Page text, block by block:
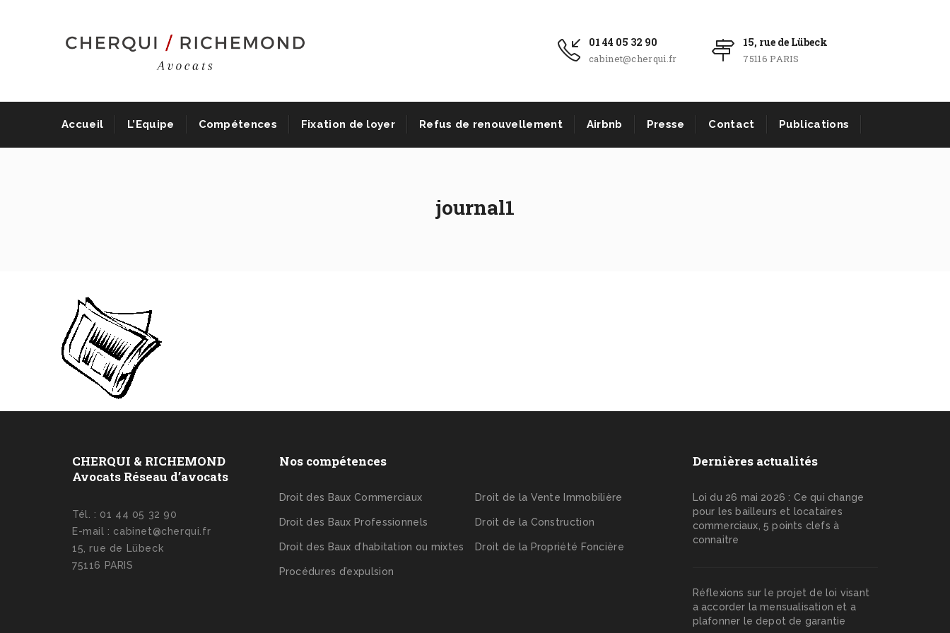
01 44 05 32 90
cabinet@cherqui.fr
15, rue de Lübeck
75116 PARIS
Accueil L’Equipe Compétences Fixation de loyer Refus de renouvellement Airbnb Presse Contact Publications
journal1
CHERQUI & RICHEMOND
Avocats Réseau d’avocats
Tél. : 01 44 05 32 90
E-mail : cabinet@cherqui.fr
15, rue de Lübeck
75116 PARIS
Nos compétences
Droit des Baux Commerciaux
Droit des Baux Professionnels
Droit des Baux d’habitation ou mixtes
Procédures d’expulsion
Droit de la Vente Immobilière
Droit de la Construction
Droit de la Propriété Foncière
Dernières actualités
Loi du 26 mai 2026 : Ce qui change
pour les bailleurs et locataires
commerciaux, 5 points clefs à
connaitre
Réflexions sur le projet de loi visant
a accorder la mensualisation et a
plafonner le depot de garantie